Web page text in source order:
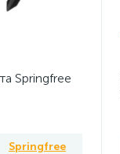
Springfree
Springfree